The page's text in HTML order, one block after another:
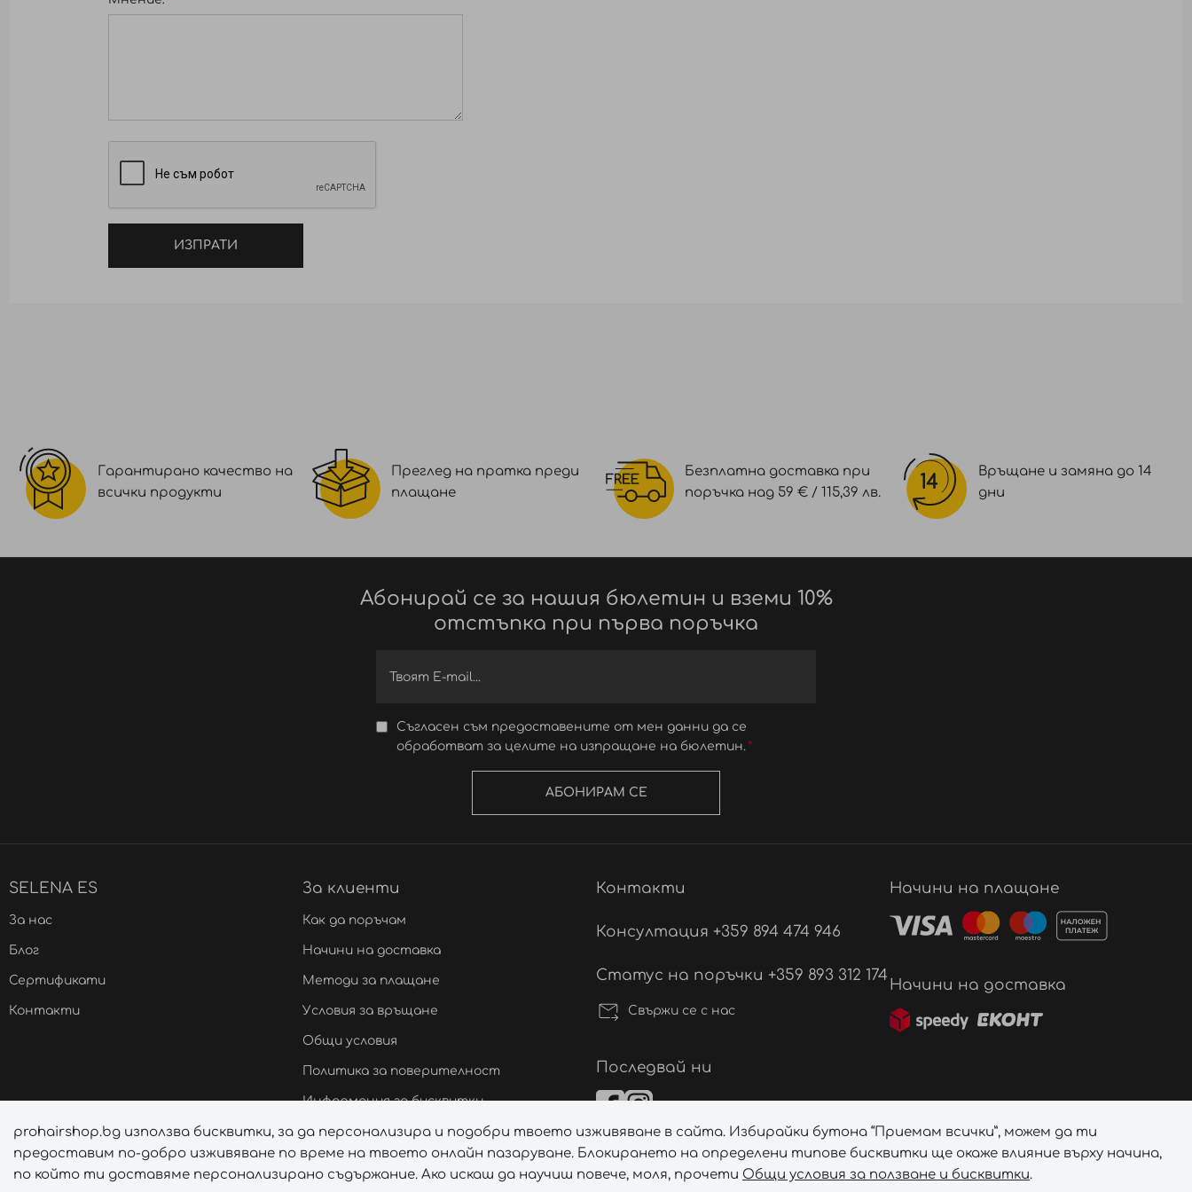
ИЗПРАТИ
Гарантирано качество на
всички продукти
Преглед на пратка преди
плащане
Безплатна доставка при
поръчка над 59 € / 115,39 лв.
Връщане и замяна до 14
дни
Абонирай се за нашия бюлетин и вземи 10%
отстъпка при първа поръчка
Съгласен съм предоставените от мен данни да се
обработват за целите на изпращане на бюлетин.
АБОНИРАМ СЕ
SELENA ES
За нас
Блог
Сертификати
Контакти
За клиенти
Как да поръчам
Начини на доставка
Методи за плащане
Условия за връщане
Общи условия
Политика за поверителност
Информация за бисквитки
Онлайн решаване на спорове
Управление на бисквитките
Контакти
Консултация +359 894 474 946
Статус на поръчки +359 893 312 174
Свържи се с нас
Последвай ни
Начини на плащане
Начини на доставка
prohairshop.bg използва бисквитки, за да персонализира и подобри твоето изживяване в сайта. Избирайки бутона “Приемам всички”, можем да ти
предоставим по-добро изживяване по време на твоето онлайн пазаруване. Блокирането на определени типове бисквитки ще окаже влияние върху начина,
по който ти доставяме персонализирано съдържание. Ако искаш да научиш повече, моля, прочети Общи условия за ползване и бисквитки.